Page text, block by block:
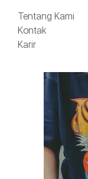
Tentang Kami
Kontak
Karir